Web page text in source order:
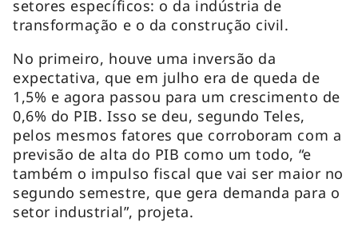
setores específicos: o da indústria de
transformação e o da construção civil.
No primeiro, houve uma inversão da
expectativa, que em julho era de queda de
1,5% e agora passou para um crescimento de
0,6% do PIB. Isso se deu, segundo Teles,
pelos mesmos fatores que corroboram com a
previsão de alta do PIB como um todo, “e
também o impulso fiscal que vai ser maior no
segundo semestre, que gera demanda para o
setor industrial”, projeta.